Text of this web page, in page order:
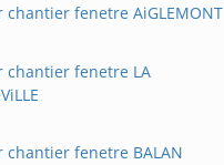
chantier fenetre AiGLEMONT
chantier fenetre LA
chantier fenetre BALAN